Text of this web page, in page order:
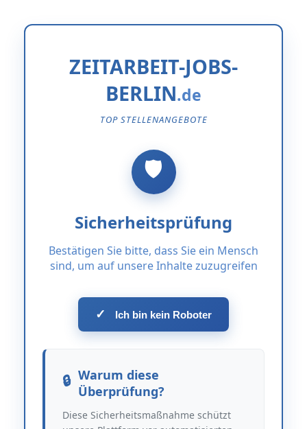
ZEITARBEIT-JOBS-
BERLIN
TOP STELLENANGEBOTE
Sicherheitsprüfung
Bestätigen Sie bitte, dass Sie ein Mensch
sind, um auf unsere Inhalte zuzugreifen
✓ Ich bin kein Roboter
Warum diese
Überprüfung?
Diese Sicherheitsmaßnahme schützt